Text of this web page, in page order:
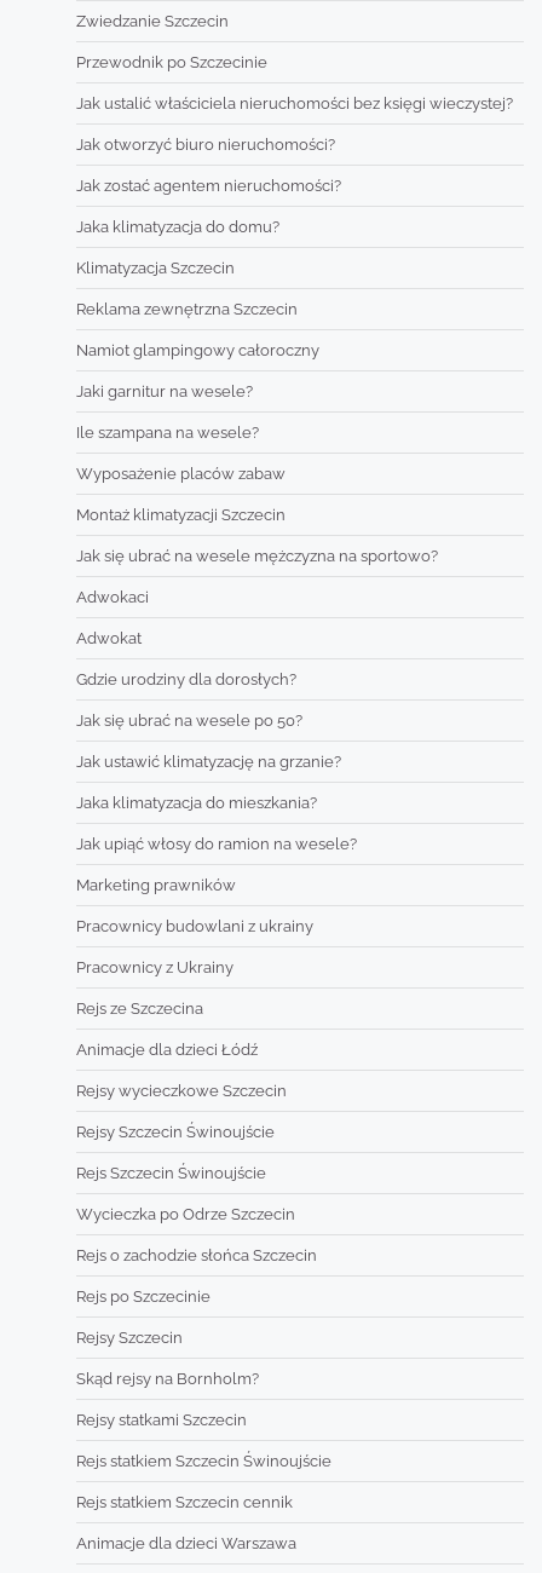
Zwiedzanie Szczecin
Przewodnik po Szczecinie
Jak ustalić właściciela nieruchomości bez księgi wieczystej?
Jak otworzyć biuro nieruchomości?
Jak zostać agentem nieruchomości?
Jaka klimatyzacja do domu?
Klimatyzacja Szczecin
Reklama zewnętrzna Szczecin
Namiot glampingowy całoroczny
Jaki garnitur na wesele?
Ile szampana na wesele?
Wyposażenie placów zabaw
Montaż klimatyzacji Szczecin
Jak się ubrać na wesele mężczyzna na sportowo?
Adwokaci
Adwokat
Gdzie urodziny dla dorosłych?
Jak się ubrać na wesele po 50?
Jak ustawić klimatyzację na grzanie?
Jaka klimatyzacja do mieszkania?
Jak upiąć włosy do ramion na wesele?
Marketing prawników
Pracownicy budowlani z ukrainy
Pracownicy z Ukrainy
Rejs ze Szczecina
Animacje dla dzieci Łódź
Rejsy wycieczkowe Szczecin
Rejsy Szczecin Świnoujście
Rejs Szczecin Świnoujście
Wycieczka po Odrze Szczecin
Rejs o zachodzie słońca Szczecin
Rejs po Szczecinie
Rejsy Szczecin
Skąd rejsy na Bornholm?
Rejsy statkami Szczecin
Rejs statkiem Szczecin Świnoujście
Rejs statkiem Szczecin cennik
Animacje dla dzieci Warszawa